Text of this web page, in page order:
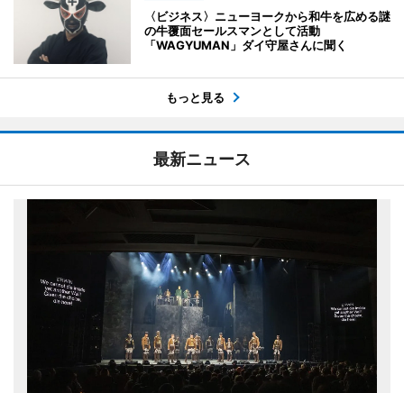
〈ビジネス〉ニューヨークから和牛を広める謎
の牛覆面セールスマンとして活動
「WAGYUMAN」ダイ守屋さんに聞く
もっと見る
最新ニュース